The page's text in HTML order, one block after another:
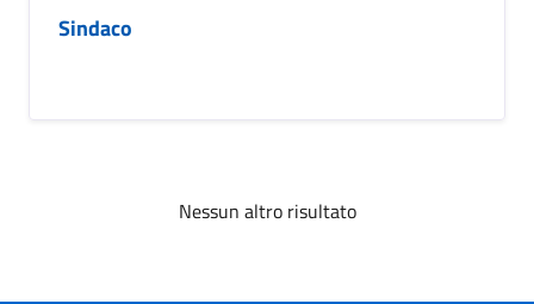
Sindaco
Nessun altro risultato